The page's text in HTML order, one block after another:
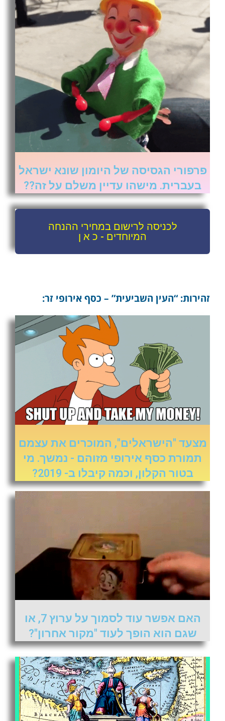
פרפורי הגסיסה של היומון שונא ישראל
בעברית. מישהו עדיין משלם על זה??
לכניסה לרישום במחירי ההנחה
המיוחדים - כ א ן
זהירות: “העין השביעית” – כסף אירופי זר:
מצעד "הישראלים", המוכרים את עצמם
תמורת כסף אירופי מזוהם - נמשך. מי
בטור הקלון, וכמה קיבלו ב- 2019?
האם אפשר עוד לסמוך על ערוץ 7, או
שגם הוא הופך לעוד "מקור אחרון"?